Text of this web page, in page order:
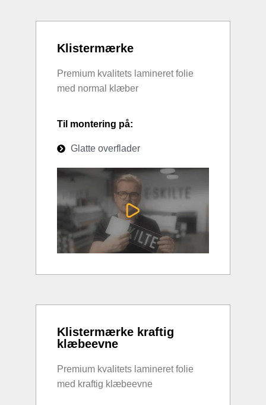
Klistermærke
Premium kvalitets lamineret folie
med normal klæber
Til montering på:
Glatte overflader
Klistermærke kraftig
klæbeevne
Premium kvalitets lamineret folie
med kraftig klæbeevne